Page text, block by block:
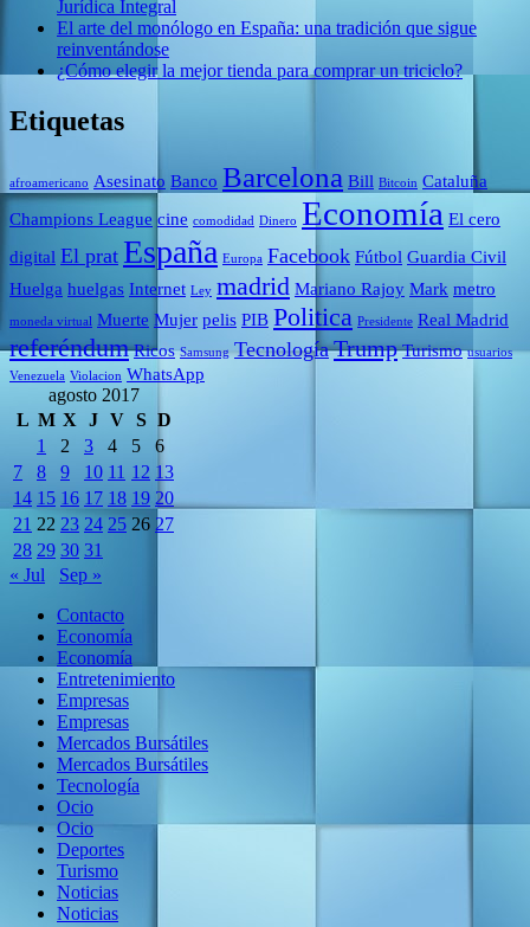
Jurídica Integral
El arte del monólogo en España: una tradición que sigue
reinventándose
¿Cómo elegir la mejor tienda para comprar un triciclo?
Etiquetas
afroamericano Asesinato Banco Barcelona Bill Bitcoin Cataluña
Champions League cine comodidad Dinero Economía El cero
digital El prat España Europa Facebook Fútbol Guardia Civil
Huelga huelgas Internet Ley madrid Mariano Rajoy Mark metro
moneda virtual Muerte Mujer pelis PIB Politica Presidente Real Madrid
referéndum Ricos Samsung Tecnología Trump Turismo usuarios
Venezuela Violacion WhatsApp
agosto 2017
L M X J V S D
1
2 3 4 5
6
7
8 9 10 11 12 13
14 15 16 17 18 19 20
21 22 23 24 25 26 27
28 29 30 31
« Jul
Sep »
Contacto
Economía
Economía
Entretenimiento
Empresas
Empresas
Mercados Bursátiles
Mercados Bursátiles
Tecnología
Ocio
Ocio
Deportes
Turismo
Noticias
Noticias